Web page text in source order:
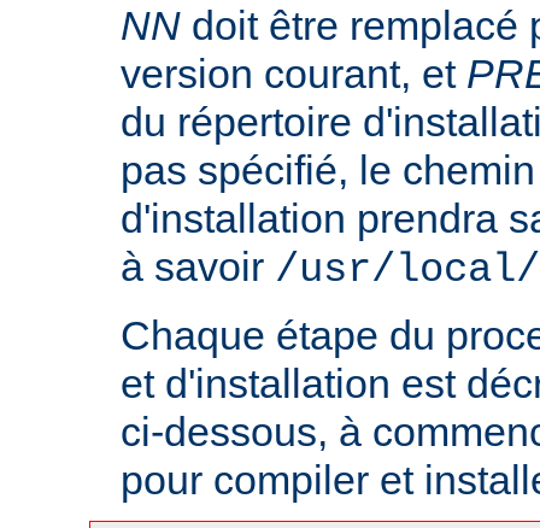
NN doit être remplacé
version courant, et
du répertoire
pas spécifié, le
d'installation prendra
à savoir /usr/local/
Chaque étape du
et d'installation est
ci-dessous, à
pour compiler et